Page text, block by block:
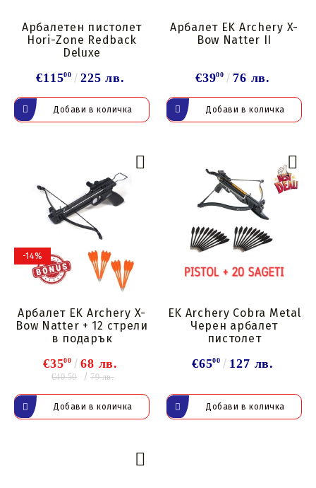
Арбалетен пистолет
Hori-Zone Redback
Deluxe
€11500 225 лв.
Арбалет EK Archery X-
Bow Natter II
€3900 76 лв.
-14%
Арбалет EK Archery X-
Bow Natter + 12 стрели
в подарък
€3500 68 лв.
€40.50 79 лв.
EK Archery Cobra Metal
Черен арбалет
пистолет
€6500 127 лв.